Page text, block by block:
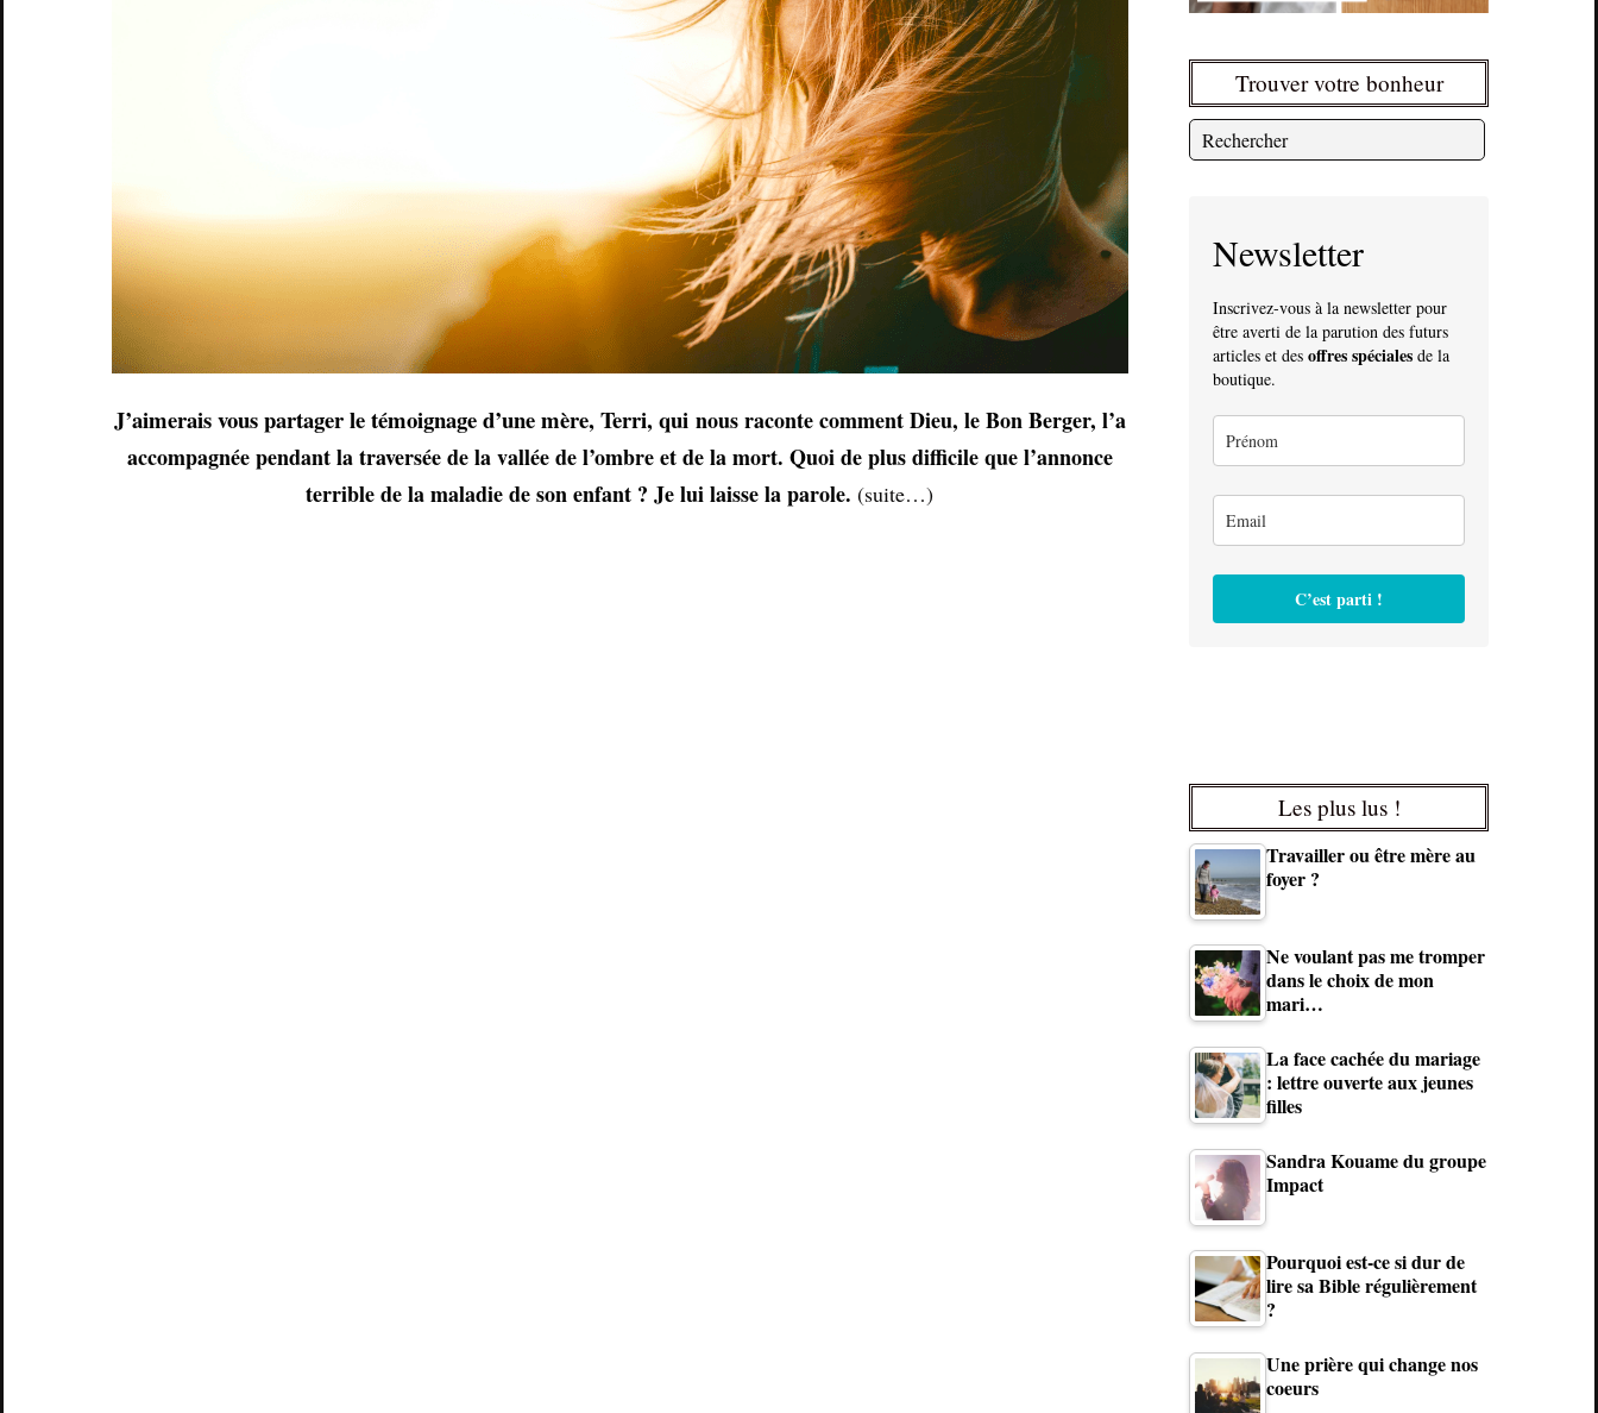
J’aimerais vous partager le témoignage d’une mère, Terri, qui nous raconte comment Dieu, le Bon Berger, l’a
accompagnée pendant la traversée de la vallée de l’ombre et de la mort. Quoi de plus difficile que l’annonce
terrible de la maladie de son enfant ? Je lui laisse la parole. (suite…)
Trouver votre bonheur
Newsletter
Inscrivez-vous à la newsletter pour
être averti de la parution des futurs
articles et des offres spéciales de la
boutique.
C’est parti !
Les plus lus !
Travailler ou être mère au
foyer ?
Ne voulant pas me tromper
dans le choix de mon
mari…
La face cachée du mariage
: lettre ouverte aux jeunes
filles
Sandra Kouame du groupe
Impact
Pourquoi est-ce si dur de
lire sa Bible régulièrement
?
Une prière qui change nos
coeurs